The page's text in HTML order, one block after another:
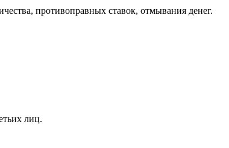
противоправных ставок, отмывания денег.
лиц.